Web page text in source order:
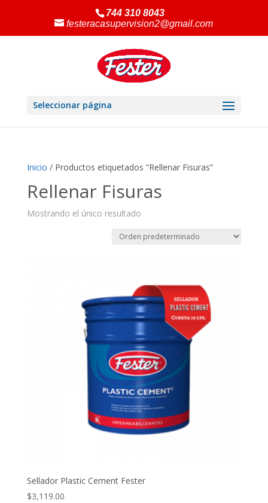
744 310 8043
festeracasupervision2@gmail.com
Seleccionar página
Inicio / Productos etiquetados “Rellenar Fisuras”
Rellenar Fisuras
Mostrando el único resultado
Sellador Plastic Cement Fester
$3,119.00